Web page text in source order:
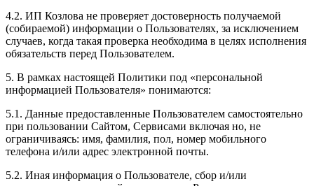
4.2. ИП Козлова не проверяет достоверность получаемой
(собираемой) информации о Пользователях, за исключением
случаев, когда такая проверка необходима в целях исполнения
обязательств перед Пользователем.
5. В рамках настоящей Политики под «персональной
информацией Пользователя» понимаются:
5.1. Данные предоставленные Пользователем самостоятельно
при пользовании Сайтом, Сервисами включая но, не
ограничиваясь: имя, фамилия, пол, номер мобильного
телефона и/или адрес электронной почты.
5.2. Иная информация о Пользователе, сбор и/или